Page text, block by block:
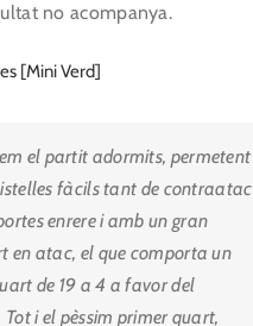
no acompanya.
[Mini Verd]
el partit adormits, permetent
fàcils tant de contraatac
enrere i amb un gran
en atac, el que comporta un
de 19 a 4 a favor del
Tot i el pèssim primer quart,